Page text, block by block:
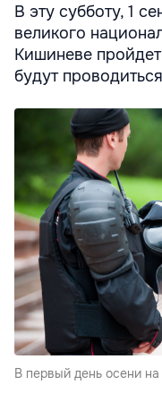
В эту субботу, 1
великого
Кишиневе
будут
В первый день осени